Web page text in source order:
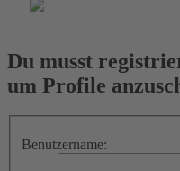
Du musst
um Profile
Benutzername: